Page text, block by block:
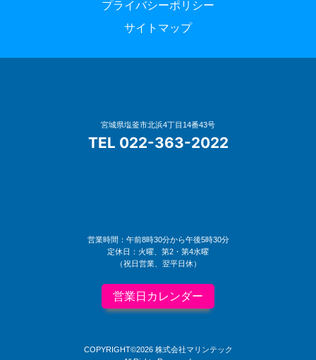
プライバシーポリシー
サイトマップ
宮城県塩釜市北浜4丁目14番43号
TEL 022-363-2022
営業時間：午前8時30分から午後5時30分
定休日：火曜、第2・第4水曜
（祝日営業、翌平日休）
営業日カレンダー
COPYRIGHT©2026 株式会社マリンテック